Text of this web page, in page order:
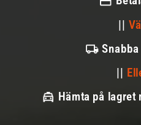
||
||
Hämta på lagret